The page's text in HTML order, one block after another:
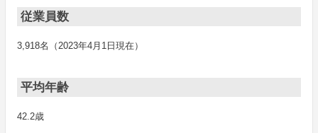
従業員数
3,918名（2023年4月1日現在）
平均年齢
42.2歳